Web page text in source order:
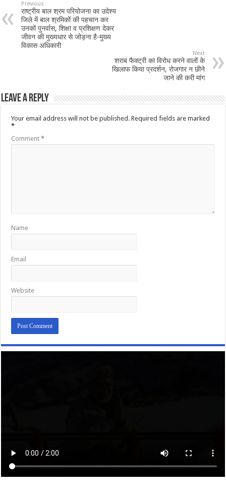
Previous
राष्ट्रीय बाल श्रम परियोजना का उदेश्य
जिले में बाल श्रमिकों की पहचान कर
उनकों पुनर्वास, शिक्षा व प्रशिक्षण देकर
जीवन की मुख्यधार से जोड़ना है-मुख्य
विकास अधिकारी
Next
शराब फैक्ट्री का विरोध करने वालों के
खिलाफ किया प्रदर्शन, रोजगार न छीने
जाने की करी मांग
Leave a Reply
Your email address will not be published. Required fields are marked
*
Comment*
Name
Email
Website